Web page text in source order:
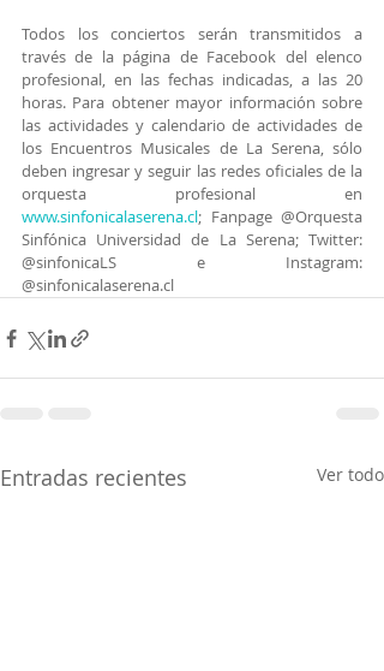
Todos los conciertos serán transmitidos a
través de la página de Facebook del elenco
profesional, en las fechas indicadas, a las 20
horas. Para obtener mayor información sobre
las actividades y calendario de actividades de
los Encuentros Musicales de La Serena, sólo
deben ingresar y seguir las redes oficiales de la
www.sinfonicalaserena.cl; Fanpage @Orquesta
Sinfónica Universidad de La Serena; Twitter:
@sinfonicaLS e Instagram:
@sinfonicalaserena.cl
Entradas recientes Ver todo